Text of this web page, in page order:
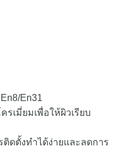
En31
รเมี่ยมเพื่อให้ผิวเรียบ
ดตั้งทำได้ง่ายและลดการ